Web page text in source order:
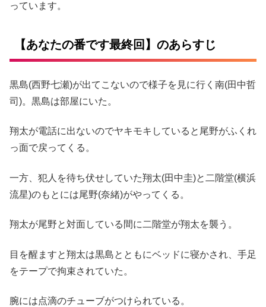
っています。
【あなたの番です最終回】のあらすじ
黒島(西野七瀬)が出てこないので様子を見に行く南(田中哲
司)。黒島は部屋にいた。
翔太が電話に出ないのでヤキモキしていると尾野がふくれ
っ面で戻ってくる。
一方、犯人を待ち伏せしていた翔太(田中圭)と二階堂(横浜
流星)のもとには尾野(奈緒)がやってくる。
翔太が尾野と対面している間に二階堂が翔太を襲う。
目を醒ますと翔太は黒島とともにベッドに寝かされ、手足
をテープで拘束されていた。
腕には点滴のチューブがつけられている。